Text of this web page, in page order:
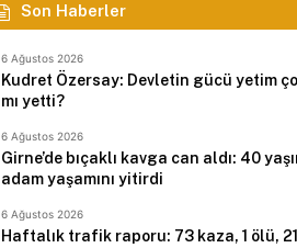
Son Haberler
6 Ağustos 2026
Kudret Özersay: Devletin gücü yetim
mı yetti?
6 Ağustos 2026
Girne’de bıçaklı kavga can aldı: 40
adam yaşamını yitirdi
6 Ağustos 2026
Haftalık trafik raporu: 73 kaza, 1 ölü,